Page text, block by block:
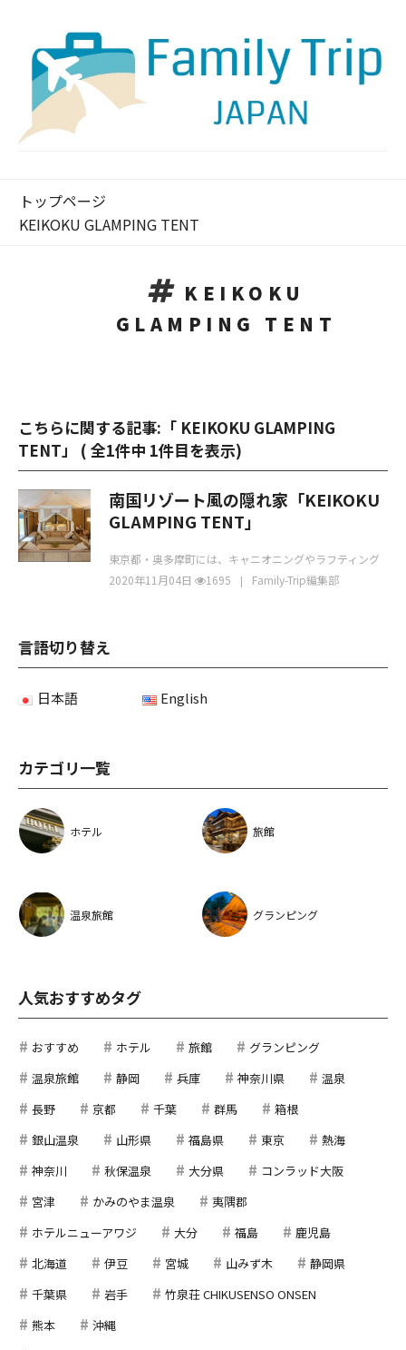
トップページ
KEIKOKU GLAMPING TENT
KEIKOKU
GLAMPING TENT
こちらに関する記事:「 KEIKOKU GLAMPING
TENT」 ( 全1件中 1件目を表示)
南国リゾート風の隠れ家「KEIKOKU
GLAMPING TENT」
東京都・奥多摩町には、キャニオニングやラフティング
をツアーで体験できる「グランデックス奥多摩ベース」
2020年11月04日 1695 Family-Trip編集部
言語切り替え
日本語 English
カテゴリ一覧
ホテル 旅館
温泉旅館 グランピング
人気おすすめタグ
おすすめ ホテル 旅館
グランピング
温泉旅館
静岡 兵庫 神奈川県
温泉
長野
京都 千葉 群馬
箱根
銀山温泉
山形県 福島県 東京
熱海
神奈川
秋保温泉 大分県
コンラッド大阪
宮津
かみのやま温泉
夷隅郡
ホテルニューアワジ
大分 福島
鹿児島
北海道
伊豆 宮城 山みず木
静岡県
千葉県
岩手
竹泉荘 CHIKUSENSO ONSEN
熊本
沖縄